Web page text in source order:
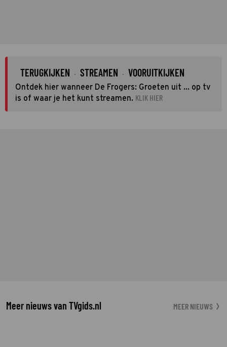
TERUGKIJKEN · STREAMEN · VOORUITKIJKEN
Ontdek hier wanneer De Frogers: Groeten uit ... op tv
is of waar je het kunt streamen. KLIK HIER
Meer nieuws van TVgids.nl MEER NIEUWS